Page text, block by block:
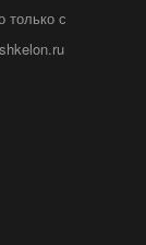
только с